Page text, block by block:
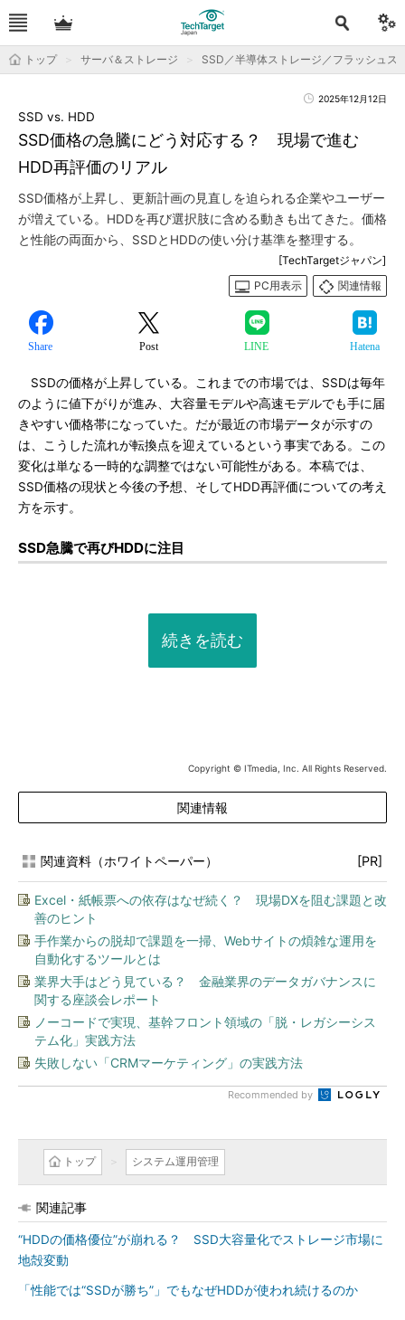
トップ サーバ＆ストレージ SSD／半導体ストレージ／フラッシュス
2025年12月12日
SSD価格の急騰にどう対応する？ 現場で進む
HDD再評価のリアル
SSD vs. HDD
SSD価格が上昇し、更新計画の見直しを迫られる企業やユーザー
が増えている。HDDを再び選択肢に含める動きも出てきた。価格
と性能の両面から、SSDとHDDの使い分け基準を整理する。
[TechTargetジャパン]
PC用表示
関連情報
Share Post LINE Hatena
SSDの価格が上昇している。これまでの市場では、SSDは毎年
のように値下がりが進み、大容量モデルや高速モデルでも手に届
きやすい価格帯になっていた。だが最近の市場データが示すの
は、こうした流れが転換点を迎えているという事実である。この
変化は単なる一時的な調整ではない可能性がある。本稿では、
SSD価格の現状と今後の予想、そしてHDD再評価についての考え
方を示す。
SSD急騰で再びHDDに注目
続きを読む
Copyright © ITmedia, Inc. All Rights Reserved.
関連情報
関連資料（ホワイトペーパー） [PR]
Excel・紙帳票への依存はなぜ続く？ 現場DXを阻む課題と改
善のヒント
手作業からの脱却で課題を一掃、Webサイトの煩雑な運用を
自動化するツールとは
業界大手はどう見ている？ 金融業界のデータガバナンスに
関する座談会レポート
ノーコードで実現、基幹フロント領域の「脱・レガシーシス
テム化」実践方法
失敗しない「CRMマーケティング」の実践方法
Recommended by
トップ システム運用管理
関連記事
“HDDの価格優位”が崩れる？ SSD大容量化でストレージ市場に
地殻変動
「性能では“SSDが勝ち”」でもなぜHDDが使われ続けるのか